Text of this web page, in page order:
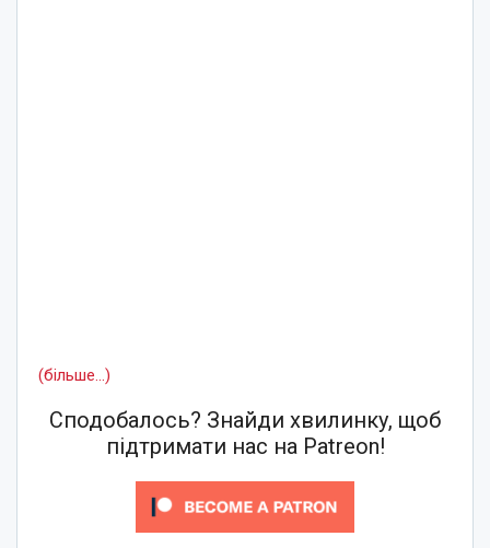
(більше…)
Сподобалось? Знайди хвилинку, щоб
підтримати нас на Patreon!